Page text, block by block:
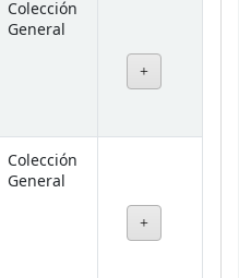
Colección
General
Colección
General